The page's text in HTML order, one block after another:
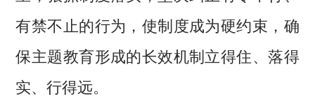
有禁不止的行为，使制度成为硬约束，确
保主题教育形成的长效机制立得住、落得
实、行得远。